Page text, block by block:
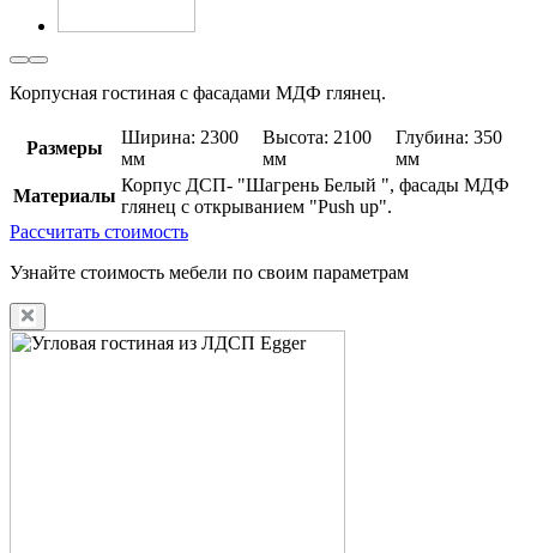
Корпусная гостиная с фасадами МДФ глянец.
Размеры
Ширина: 2300
мм
Высота: 2100
мм
Глубина: 350
мм
Материалы
Корпус ДСП- "Шагрень Белый ", фасады МДФ
глянец с открыванием "Push up".
Рассчитать стоимость
Узнайте стоимость мебели по своим параметрам